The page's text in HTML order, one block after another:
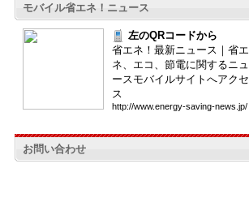
モバイル省エネ！ニュース
左のQRコードから
省エネ！最新ニュース｜省エ
ネ、エコ、節電に関するニュ
ースモバイルサイトへアクセ
ス
http://www.energy-saving-news. jp/
お問い合わせ